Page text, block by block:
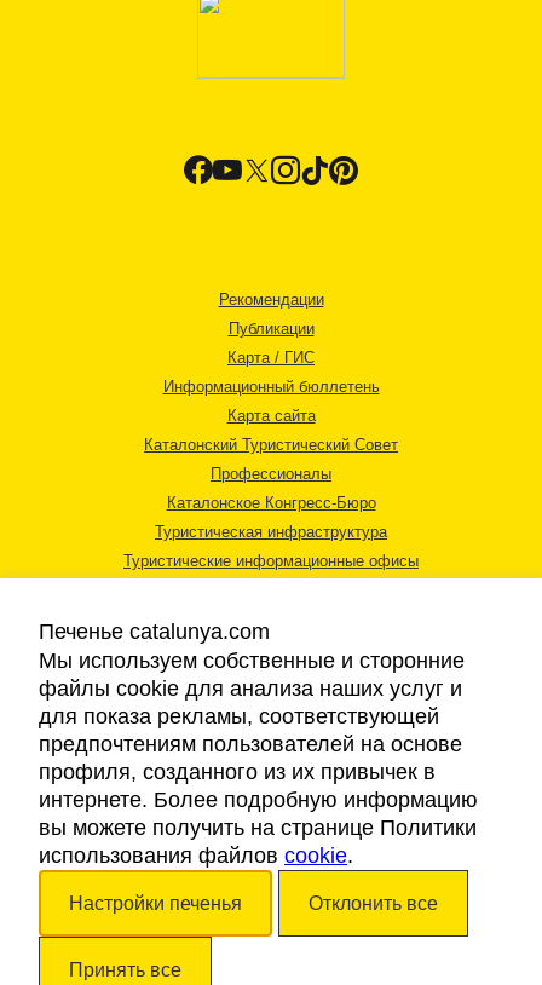
Рекомендации
Публикации
Карта / ГИС
Информационный бюллетень
Карта сайта
Каталонский Туристический Совет
Профессионалы
Каталонское Конгресс-Бюро
Туристическая инфраструктура
Туристические информационные офисы
Правовая информация
Cookies
Доступность
Авторские права © 2026. Каталонский Туристический Совет. Все права
Печенье catalunya.com
Мы используем собственные и сторонние
файлы cookie для анализа наших услуг и
для показа рекламы, соответствующей
предпочтениям пользователей на основе
профиля, созданного из их привычек в
интернете. Более подробную информацию
вы можете получить на странице Политики
использования файлов cookie.
Настройки печенья Отклонить все
Принять все